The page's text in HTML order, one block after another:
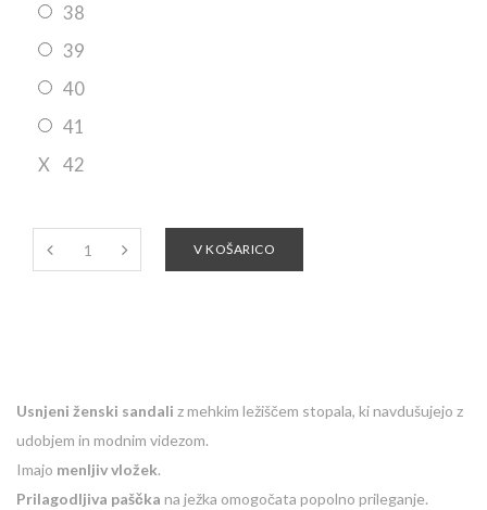
38
39
40
41
X
42
V KOŠARICO
Usnjeni ženski sandali z mehkim ležiščem stopala, ki navdušujejo z
udobjem in modnim videzom.
Imajo menljiv vložek.
Prilagodljiva paščka na ježka omogočata popolno prileganje.